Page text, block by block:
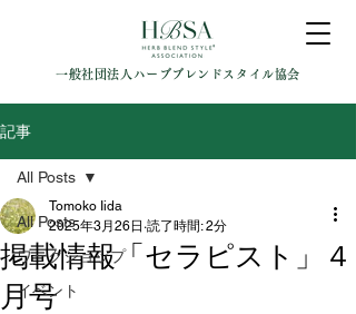
一般社団法人ハーブブレンドスタイル協会
記事
All Posts
ワークショップ
イベント
All Posts
掲載情報「セラピスト」４
月号
Tomoko Iida
2025年3月26日 読了時間: 2分